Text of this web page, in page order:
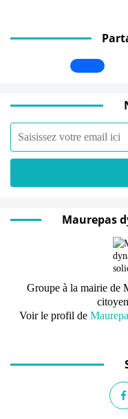
Maurepas
Groupe à la mairie de
Voir le profil de